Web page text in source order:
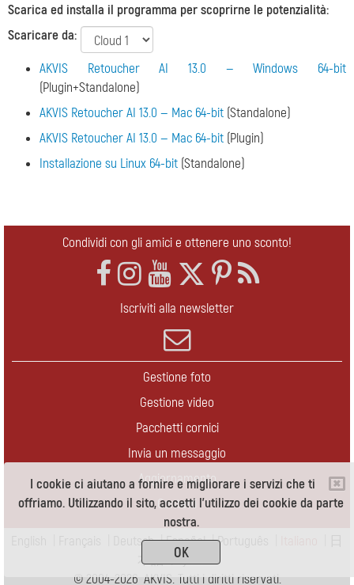
I cookie ci aiutano a fornire e migliorare i servizi che ti
offriamo. Utilizzando il sito, accetti l'utilizzo dei cookie da parte
nostra.
OK
Scarica ed installa il programma per scoprirne le potenzialità:
Scaricare da:
AKVIS Retoucher AI 13.0 — Windows 64-bit
(Plugin+Standalone)
AKVIS Retoucher AI 13.0 — Mac 64-bit (Standalone)
AKVIS Retoucher AI 13.0 — Mac 64-bit (Plugin)
Installazione su Linux 64-bit (Standalone)
Condividi con gli amici e ottenere uno sconto!
Iscriviti alla newsletter
Gestione foto
Gestione video
Pacchetti cornici
Invia un messaggio
Aggiornamento
Contatti
Deutsch|Español|Português
本語|Pусский
© 2004-2026 AKVIS. Tutti i diritti riservati.